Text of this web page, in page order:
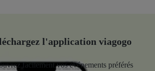
l'application viagogo
facilement vos événements préférés